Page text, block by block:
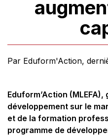
Par Eduform'Action,
Eduform’Action
développement sur le
et de la formation
programme de